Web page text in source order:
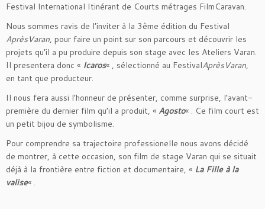
Festival International Itinérant de Courts métrages FilmCaravan.
Nous sommes ravis de l’inviter à la 3ème édition du Festival
AprèsVaran, pour faire un point sur son parcours et découvrir les
projets qu’il a pu produire depuis son stage avec les Ateliers Varan.
Il presentera donc « Icaros« , sélectionné au FestivalAprèsVaran,
en tant que producteur.
Il nous fera aussi l’honneur de présenter, comme surprise, l’avant-
première du dernier film qu’il a produit, « Agosto« . Ce film court est
un petit bijou de symbolisme.
Pour comprendre sa trajectoire professionelle nous avons décidé
de montrer, à cette occasion, son film de stage Varan qui se situait
déjà à la frontière entre fiction et documentaire, « La Fille à la
valise« .